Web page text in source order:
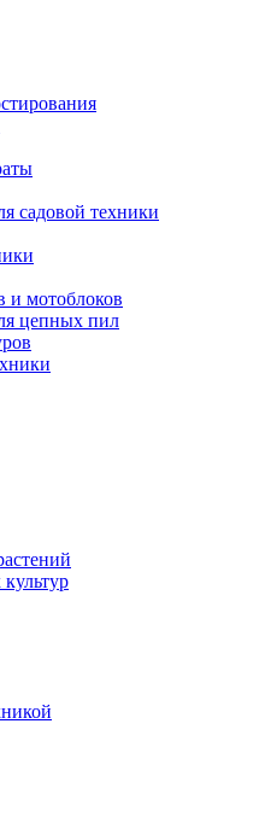
садовой техники
и мотоблоков
цепных пил